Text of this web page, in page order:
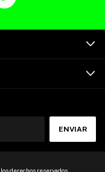
derechos reservados.